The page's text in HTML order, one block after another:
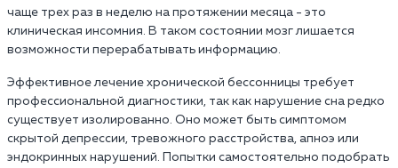
чаще трех раз в неделю на протяжении месяца - это
клиническая инсомния. В таком состоянии мозг лишается
возможности перерабатывать информацию.
Эффективное лечение хронической бессонницы требует
профессиональной диагностики, так как нарушение сна редко
существует изолированно. Оно может быть симптомом
скрытой депрессии, тревожного расстройства, апноэ или
эндокринных нарушений. Попытки самостоятельно подобрать